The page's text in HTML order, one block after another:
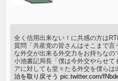
全く信用出来ない！に共感の方はRT
質問「共産党の皆さんはそこまで
な外交が出来る外交力をお持ちなの
小池書記局長「僕は今外交やらせて
アに対しても堂々たる外交を僕らは
治を取り戻そう pic.twitter.com/